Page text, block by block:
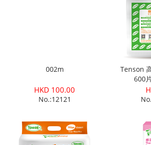
002m
HKD 100.00
No.:12121
Tenson
600